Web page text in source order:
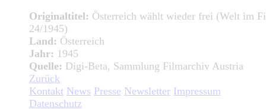
Originaltitel: Österreich wählt wieder frei (Welt im
24/1945)
Land: Österreich
Jahr: 1945
Quelle: Digi-Beta, Sammlung Filmarchiv Austria
Zurück
Kontakt News Presse Newsletter Impressum
Datenschutz